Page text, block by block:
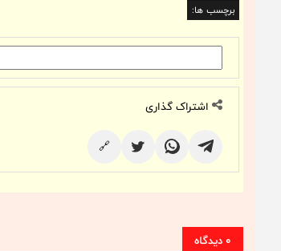
برچسب ها:
اشتراک گذاری
🔗
0 دیدگاه